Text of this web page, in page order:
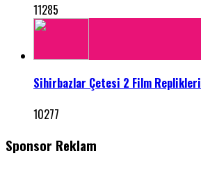
11285
Sihirbazlar Çetesi 2 Film Replikleri
10277
Sponsor Reklam